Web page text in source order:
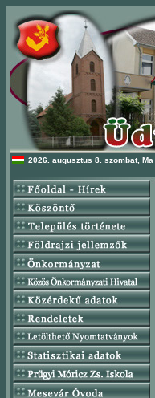
2026. augusztus 8. szombat, Ma